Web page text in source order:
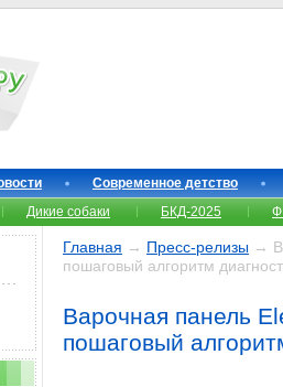
Современное детство
Дикие собаки БКД-2025
Главная → Пресс-релизы →
пошаговый алгоритм
Варочная панель
пошаговый